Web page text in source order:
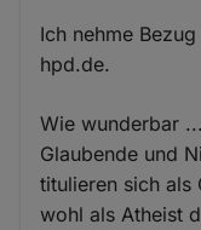
Ich nehme
hpd.de.
Wie wunderbar
Glaubende und
titulieren sich als
wohl als Atheist